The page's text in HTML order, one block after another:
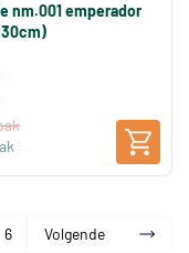
nm.001 emperador
6 Volgende